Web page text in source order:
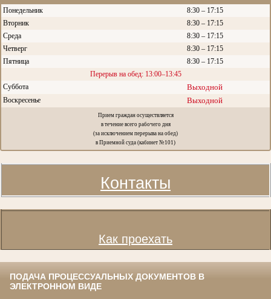
Понедельник
8:30 – 17:15
Вторник
8:30 – 17:15
Среда
8:30 – 17:15
Четверг
8:30 – 17:15
Пятница
8:30 – 17:15
Перерыв на обед: 13:00–13:45
Суббота
Выходной
Воскресенье Выходной
Прием граждан осуществляется
в течение всего рабочего дня
(за исключением перерыва на обед)
в Приемной суда (кабинет №101)
Контакты
Как проехать
ПОДАЧА ПРОЦЕССУАЛЬНЫХ ДОКУМЕНТОВ В
ЭЛЕКТРОННОМ ВИДЕ